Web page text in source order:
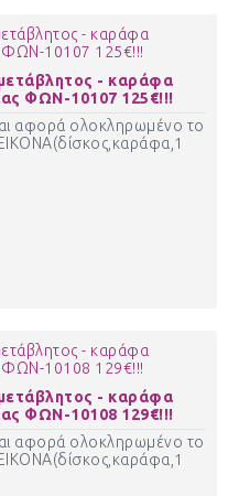
- καράφα
ΦΩΝ-10107 125€!!!
αφορά ολοκληρωμένο το
- καράφα
ΦΩΝ-10108 129€!!!
αφορά ολοκληρωμένο το